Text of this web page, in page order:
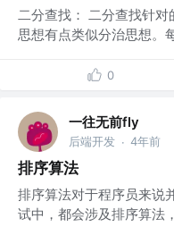
二分查找： 二分查找针
思想有点类似分治思想。
0
一往无前fly
后端开发 · 4年前
排序算法
排序算法对于程序员来说
试中，都会涉及排序算法